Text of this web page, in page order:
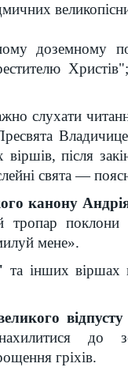
доземному
слухати
після
свята —
канону
поклони
мене».
та інших віршах
відпусту
до
гріхів.